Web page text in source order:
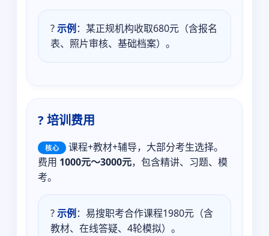
?示例 ：某正规机构收取680元（含报名
表、照片审核、基础档案）。
? 培训费用
核心
课程+教材+辅导，大部分考生选择。
费用 1000元～3000元，包含精讲、习题、模
考。
?示例 ：易搜职考合作课程1980元（含
教材、在线答疑、4轮模拟）。